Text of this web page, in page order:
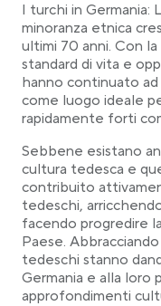
I turchi in Germania:
minoranza etnica
ultimi 70 anni. Con
standard di vita e
hanno continuato
come luogo ideale
rapidamente forti
Sebbene esistano
cultura tedesca e
contribuito
tedeschi,
facendo progredire
Paese.
tedeschi stanno
Germania e alla loro
approfondimenti